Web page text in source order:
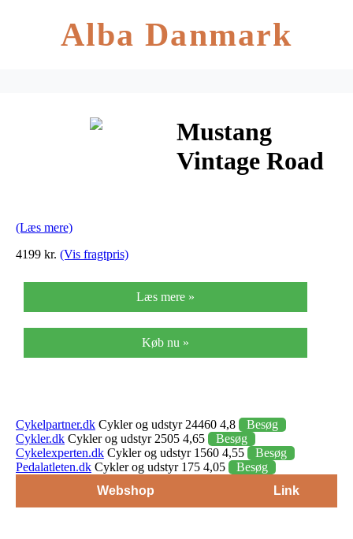
Alba Danmark
Mustang
Vintage Road
Blå
(Læs mere)
4199 kr. (Vis fragtpris)
Læs mere »
Køb nu »
Cykelpartner.dk Cykler og udstyr 24460 4,8
Besøg
Cykler.dk Cykler og udstyr 2505 4,65
Besøg
Cykelexperten.dk Cykler og udstyr 1560 4,55
Besøg
Pedalatleten.dk Cykler og udstyr 175 4,05
Besøg
Webshop
Link